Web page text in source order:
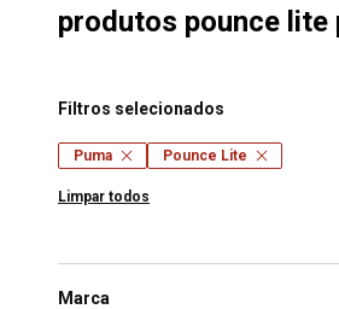
produtos pounce lite
Filtros selecionados
Puma Pounce Lite
Limpar todos
Marca